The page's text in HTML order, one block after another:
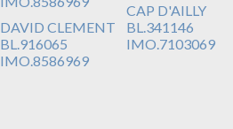
DAVID CLEMENT
BL.916065
IMO.8586969
CAP D'AILLY
BL.341146
IMO.7103069